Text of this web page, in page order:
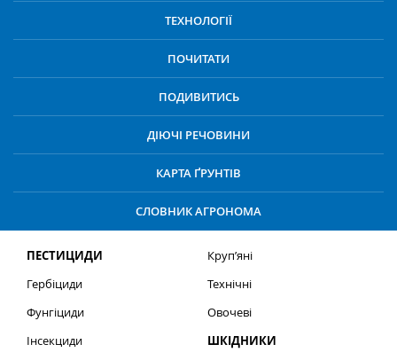
ТЕХНОЛОГІЇ
ПОЧИТАТИ
ПОДИВИТИСЬ
ДІЮЧІ РЕЧОВИНИ
КАРТА ҐРУНТІВ
СЛОВНИК АГРОНОМА
ПЕСТИЦИДИ
Гербіциди
Фунгіциди
Інсекциди
Круп’яні
Технічні
Овочеві
ШКІДНИКИ